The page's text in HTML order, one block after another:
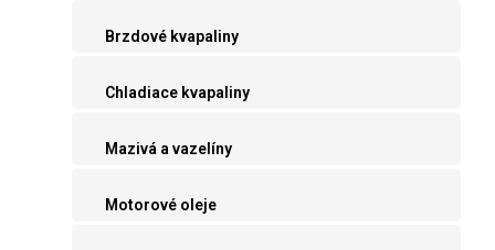
Brzdové kvapaliny
Chladiace kvapaliny
Mazivá a vazelíny
Motorové oleje